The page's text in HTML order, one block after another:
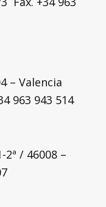
– Valencia
963 943 514
/ 46008 –